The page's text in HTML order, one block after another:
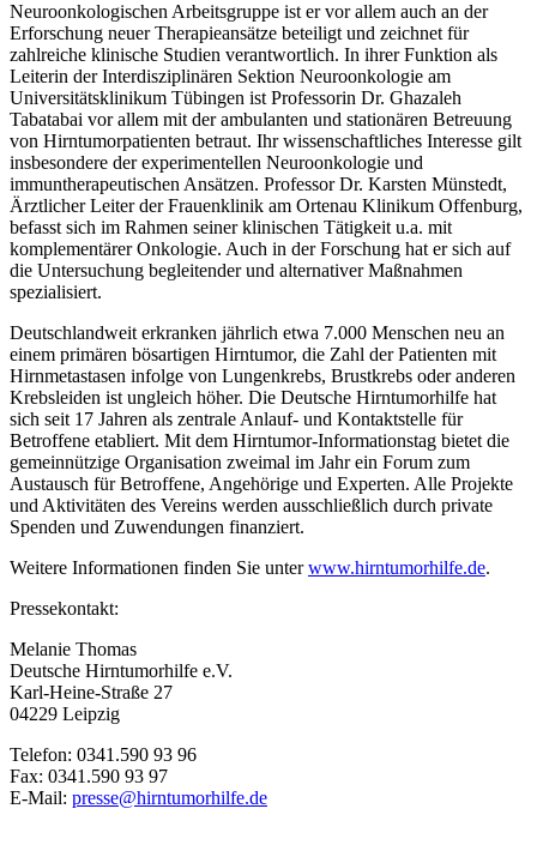
Neuroonkologischen Arbeitsgruppe ist er vor allem auch an der
Erforschung neuer Therapieansätze beteiligt und zeichnet für
zahlreiche klinische Studien verantwortlich. In ihrer Funktion als
Leiterin der Interdisziplinären Sektion Neuroonkologie am
Universitätsklinikum Tübingen ist Professorin Dr. Ghazaleh
Tabatabai vor allem mit der ambulanten und stationären Betreuung
von Hirntumorpatienten betraut. Ihr wissenschaftliches Interesse gilt
insbesondere der experimentellen Neuroonkologie und
immuntherapeutischen Ansätzen. Professor Dr. Karsten Münstedt,
Ärztlicher Leiter der Frauenklinik am Ortenau Klinikum Offenburg,
befasst sich im Rahmen seiner klinischen Tätigkeit u.a. mit
komplementärer Onkologie. Auch in der Forschung hat er sich auf
die Untersuchung begleitender und alternativer Maßnahmen
spezialisiert.
Deutschlandweit erkranken jährlich etwa 7.000 Menschen neu an
einem primären bösartigen Hirntumor, die Zahl der Patienten mit
Hirnmetastasen infolge von Lungenkrebs, Brustkrebs oder anderen
Krebsleiden ist ungleich höher. Die Deutsche Hirntumorhilfe hat
sich seit 17 Jahren als zentrale Anlauf- und Kontaktstelle für
Betroffene etabliert. Mit dem Hirntumor-Informationstag bietet die
gemeinnützige Organisation zweimal im Jahr ein Forum zum
Austausch für Betroffene, Angehörige und Experten. Alle Projekte
und Aktivitäten des Vereins werden ausschließlich durch private
Spenden und Zuwendungen finanziert.
Weitere Informationen finden Sie unterwww.hirntumorhilfe.de.
Pressekontakt:
Melanie Thomas
Deutsche Hirntumorhilfe e.V.
Karl-Heine-Straße 27
04229 Leipzig
Telefon: 0341.590 93 96
Fax: 0341.590 93 97
E-Mail: presse@hirntumorhilfe.de